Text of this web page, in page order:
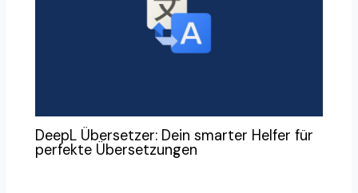
DeepL Übersetzer: Dein smarter Helfer für
perfekte Übersetzungen